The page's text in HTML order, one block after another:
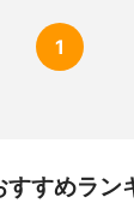
1
すすめラン